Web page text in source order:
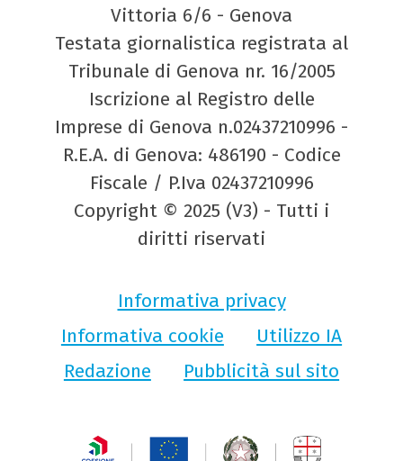
Vittoria 6/6 - Genova
Testata giornalistica registrata al
Tribunale di Genova nr. 16/2005
Iscrizione al Registro delle
Imprese di Genova n.02437210996 -
R.E.A. di Genova: 486190 - Codice
Fiscale / P.Iva 02437210996
Copyright © 2025 (V3) - Tutti i
diritti riservati
Informativa privacy
Informativa cookie
Utilizzo IA
Redazione
Pubblicità sul sito